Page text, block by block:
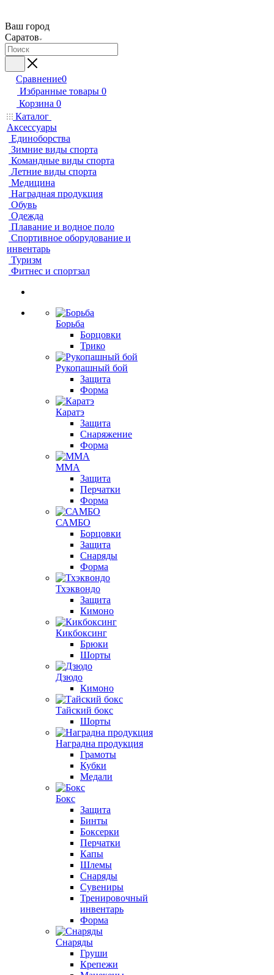
Ваш город
Саратов
Сравнение0
Избранные товары 0
Корзина 0
Каталог
Аксессуары
Единоборства
Зимние виды спорта
Командные виды спорта
Летние виды спорта
Медицина
Наградная продукция
Обувь
Одежда
Плавание и водное поло
Спортивное оборудование и
инвентарь
Туризм
Фитнес и спортзал
Борьба
Борцовки
Трико
Рукопашный бой
Защита
Форма
Каратэ
Защита
Снаряжение
Форма
ММА
Защита
Перчатки
Форма
САМБО
Борцовки
Защита
Снаряды
Форма
Тхэквондо
Защита
Кимоно
Кикбоксинг
Брюки
Шорты
Дзюдо
Кимоно
Тайский бокс
Шорты
Наградна продукция
Грамоты
Кубки
Медали
Бокс
Защита
Бинты
Боксерки
Перчатки
Капы
Шлемы
Снаряды
Сувениры
Тренировочный
инвентарь
Форма
Снаряды
Груши
Крепежи